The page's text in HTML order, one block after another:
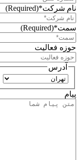
نام شرکت*(Required)
سمت*(Required)
حوزه فعالیت
آدرس
استان
پیام